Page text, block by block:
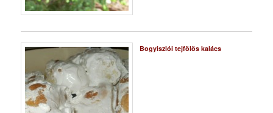
Bogyiszlói tejfölös kalács